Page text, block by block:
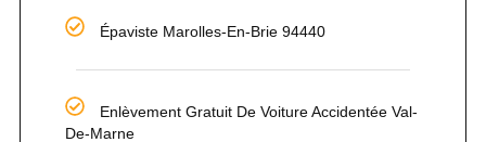
Épaviste Marolles-En-Brie 94440
Enlèvement Gratuit De Voiture Accidentée Val-
De-Marne